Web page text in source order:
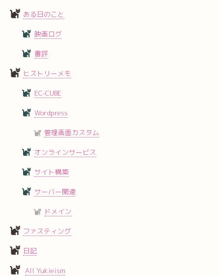
ある日のこと
映画ログ
書評
ヒストリーメモ
EC-CUBE
Wordpress
管理画面カスタム
オンラインサービス
サイト構築
サーバー関連
ドメイン
ファスティング
日記
All Yukieism